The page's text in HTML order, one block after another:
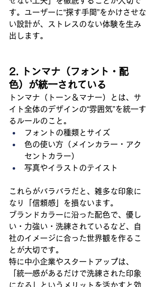
す。ユーザーに“探す手間”をかけさせな
い設計が、ストレスのない体験を生み
出します。
2. トンマナ（フォント・配
色）が統一されている
トンマナ（トーン＆マナー）とは、サ
イト全体のデザインの“雰囲気”を統一す
るルールのこと。
フォントの種類とサイズ
色の使い方（メインカラー・アク
セントカラー）
写真やイラストのテイスト
これらがバラバラだと、雑多な印象に
なり「信頼感」を損ないます。
ブランドカラーに沿った配色で、優し
い・力強い・洗練されているなど、自
社のイメージに合った世界観を作るこ
とが大切です。
特に中小企業やスタートアップは、
「統一感があるだけで洗練された印象
になる」というメリットを活かすと効